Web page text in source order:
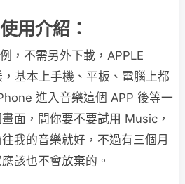
用介紹：
，不需另外下載，APPLE
基本上手機、平板、電腦上都
進入音樂這個 APP 後等一
面，問你要不要試用 Music，
我的音樂就好，不過有三個月
該也不會放棄的。